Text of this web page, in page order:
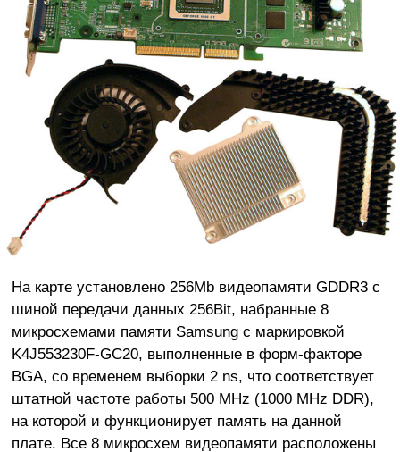
На карте установлено 256Mb видеопамяти GDDR3 с
шиной передачи данных 256Bit, набранные 8
микросхемами памяти Samsung с маркировкой
K4J553230F-GC20, выполненные в форм-факторе
BGA, со временем выборки 2 ns, что соответствует
штатной частоте работы 500 MHz (1000 MHz DDR),
на которой и функционирует память на данной
плате. Все 8 микросхем видеопамяти расположены